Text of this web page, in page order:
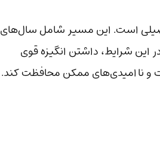
است. این مسیر شامل سال‌های
شرایط، داشتن انگیزه قوی
و ناامیدی‌های ممکن محافظت کند.